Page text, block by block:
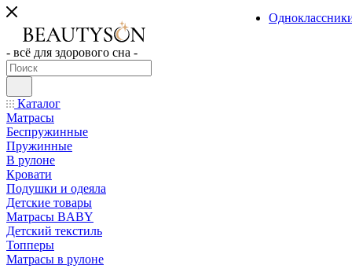
- всё для здорового сна -
Каталог
Матрасы
Беспружинные
Пружинные
В рулоне
Кровати
Подушки и одеяла
Детские товары
Матрасы BABY
Детский текстиль
Топперы
Матрасы в рулоне